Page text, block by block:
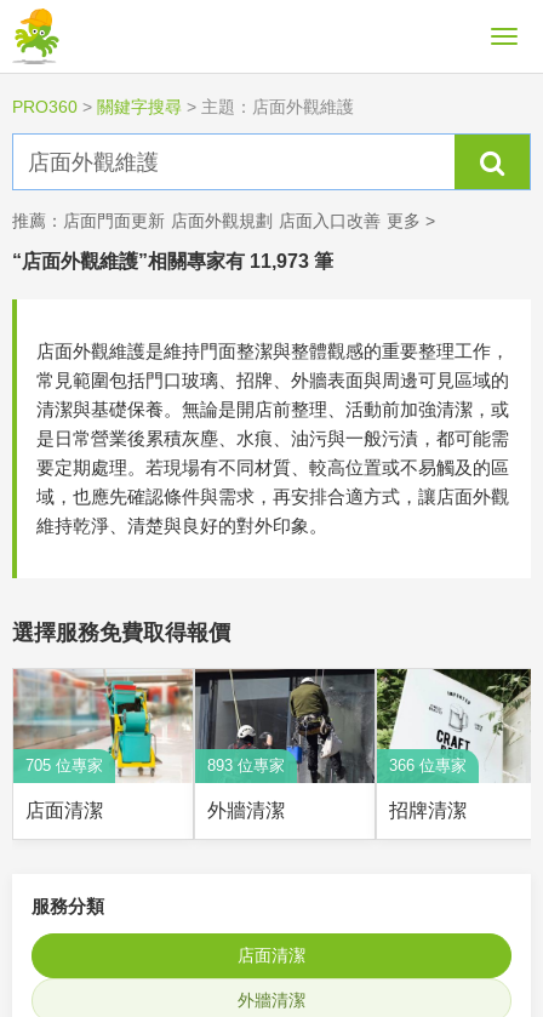
PRO360 > 關鍵字搜尋 > 主題：店面外觀維護
推薦： 店面門面更新 店面外觀規劃 店面入口改善 更多 >
“店面外觀維護”相關專家有 11,973 筆
店面外觀維護是維持門面整潔與整體觀感的重要整理工作，
常見範圍包括門口玻璃、招牌、外牆表面與周邊可見區域的
清潔與基礎保養。無論是開店前整理、活動前加強清潔，或
是日常營業後累積灰塵、水痕、油污與一般污漬，都可能需
要定期處理。若現場有不同材質、較高位置或不易觸及的區
域，也應先確認條件與需求，再安排合適方式，讓店面外觀
維持乾淨、清楚與良好的對外印象。
選擇服務免費取得報價
705 位專家
店面清潔
893 位專家
外牆清潔
366 位專家
招牌清潔
服務分類
店面清潔
外牆清潔